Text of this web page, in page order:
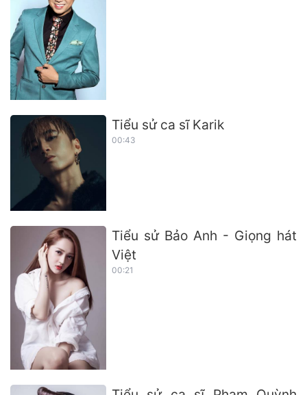
Tiểu sử ca sĩ Karik
00:43
Tiểu sử Bảo Anh - Giọng hát
Việt
00:21